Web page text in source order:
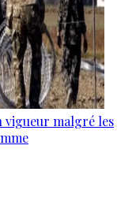
vigueur malgré les